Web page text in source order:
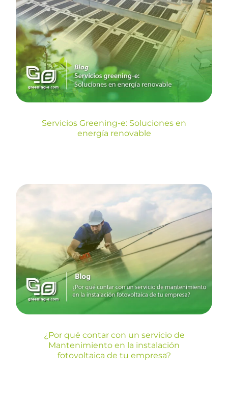
Servicios Greening-e:
Soluciones en energía
renovable
Blog
Servicios Greening-e: Soluciones en
energía renovable
¿Por qué contar con un
servicio de Mantenimiento
en la instalación fotovoltaica
de tu empresa?
Blog
¿Por qué contar con un servicio de
Mantenimiento en la instalación
fotovoltaica de tu empresa?